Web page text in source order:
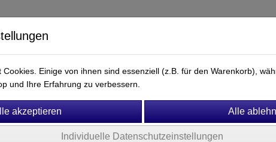
Ersatzteile & Zubehör Fitness & Motorik Mobiliar
Cookies. Einige von ihnen sind essenziell (z.B. für den Warenkorb),
und Ihre Erfahrung zu verbessern.
Individuelle Datenschutzeinstellungen